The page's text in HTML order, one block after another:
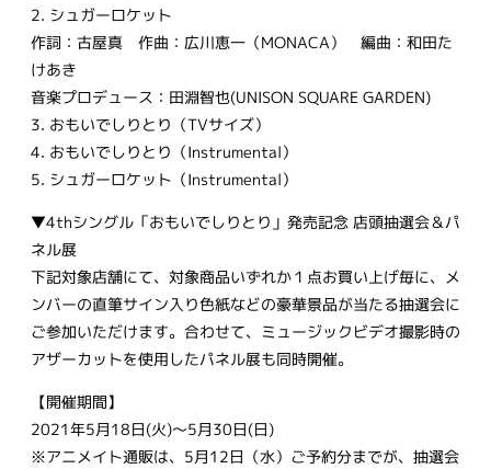
2. シュガーロケット
作詞：古屋真 作曲：広川恵一（MONACA） 編曲：和田た
けあき
音楽プロデュース：田淵智也(UNISON SQUARE GARDEN)
3. おもいでしりとり（TVサイズ）
4. おもいでしりとり（Instrumental）
5. シュガーロケット（Instrumental）
▼4thシングル「おもいでしりとり」発売記念 店頭抽選会＆パ
ネル展
下記対象店舗にて、対象商品いずれか１点お買い上げ毎に、メ
ンバーの直筆サイン入り色紙などの豪華景品が当たる抽選会に
ご参加いただけます。合わせて、ミュージックビデオ撮影時の
アザーカットを使用したパネル展も同時開催。
【開催期間】
2021年5月18日(火)～5月30日(日)
※アニメイト通販は、5月12日（水）ご予約分までが、抽選会